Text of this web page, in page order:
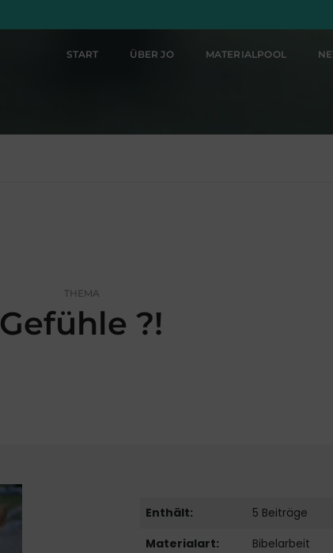
START ÜBER JO MATERIALPOOL
THEMA
Gefühle ?!
Enthält:
5 Beiträge
Materialart:
Bibelarbeit